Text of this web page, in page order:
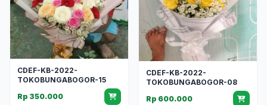
CDEF-KB-2022-
TOKOBUNGABOGOR-15
Rp 350.000
CDEF-KB-2022-
TOKOBUNGABOGOR-08
Rp 600.000